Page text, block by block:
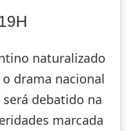
naturalizado
drama nacional
será debatido na
marcada